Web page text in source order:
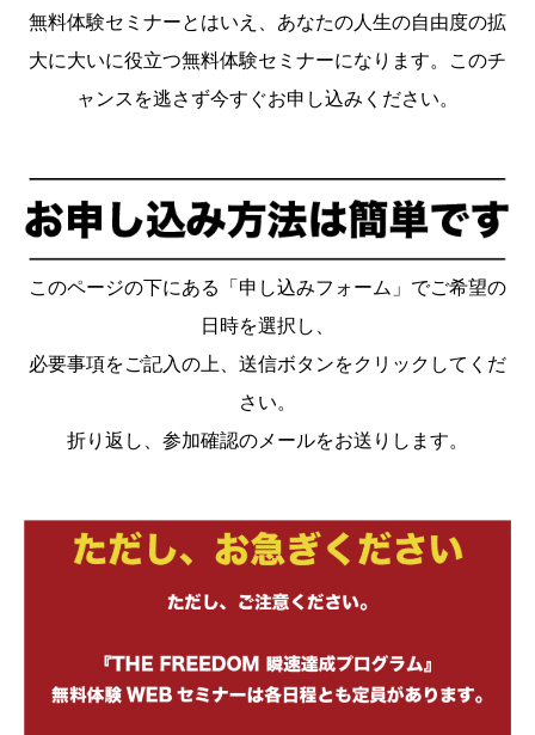
無料体験セミナーとはいえ、あなたの人生の自由度の拡
大に大いに役立つ無料体験セミナーになります。このチ
ャンスを逃さず今すぐお申し込みください。
このページの下にある「申し込みフォーム」でご希望の
日時を選択し、
必要事項をご記入の上、送信ボタンをクリックしてくだ
さい。
折り返し、参加確認のメールをお送りします。